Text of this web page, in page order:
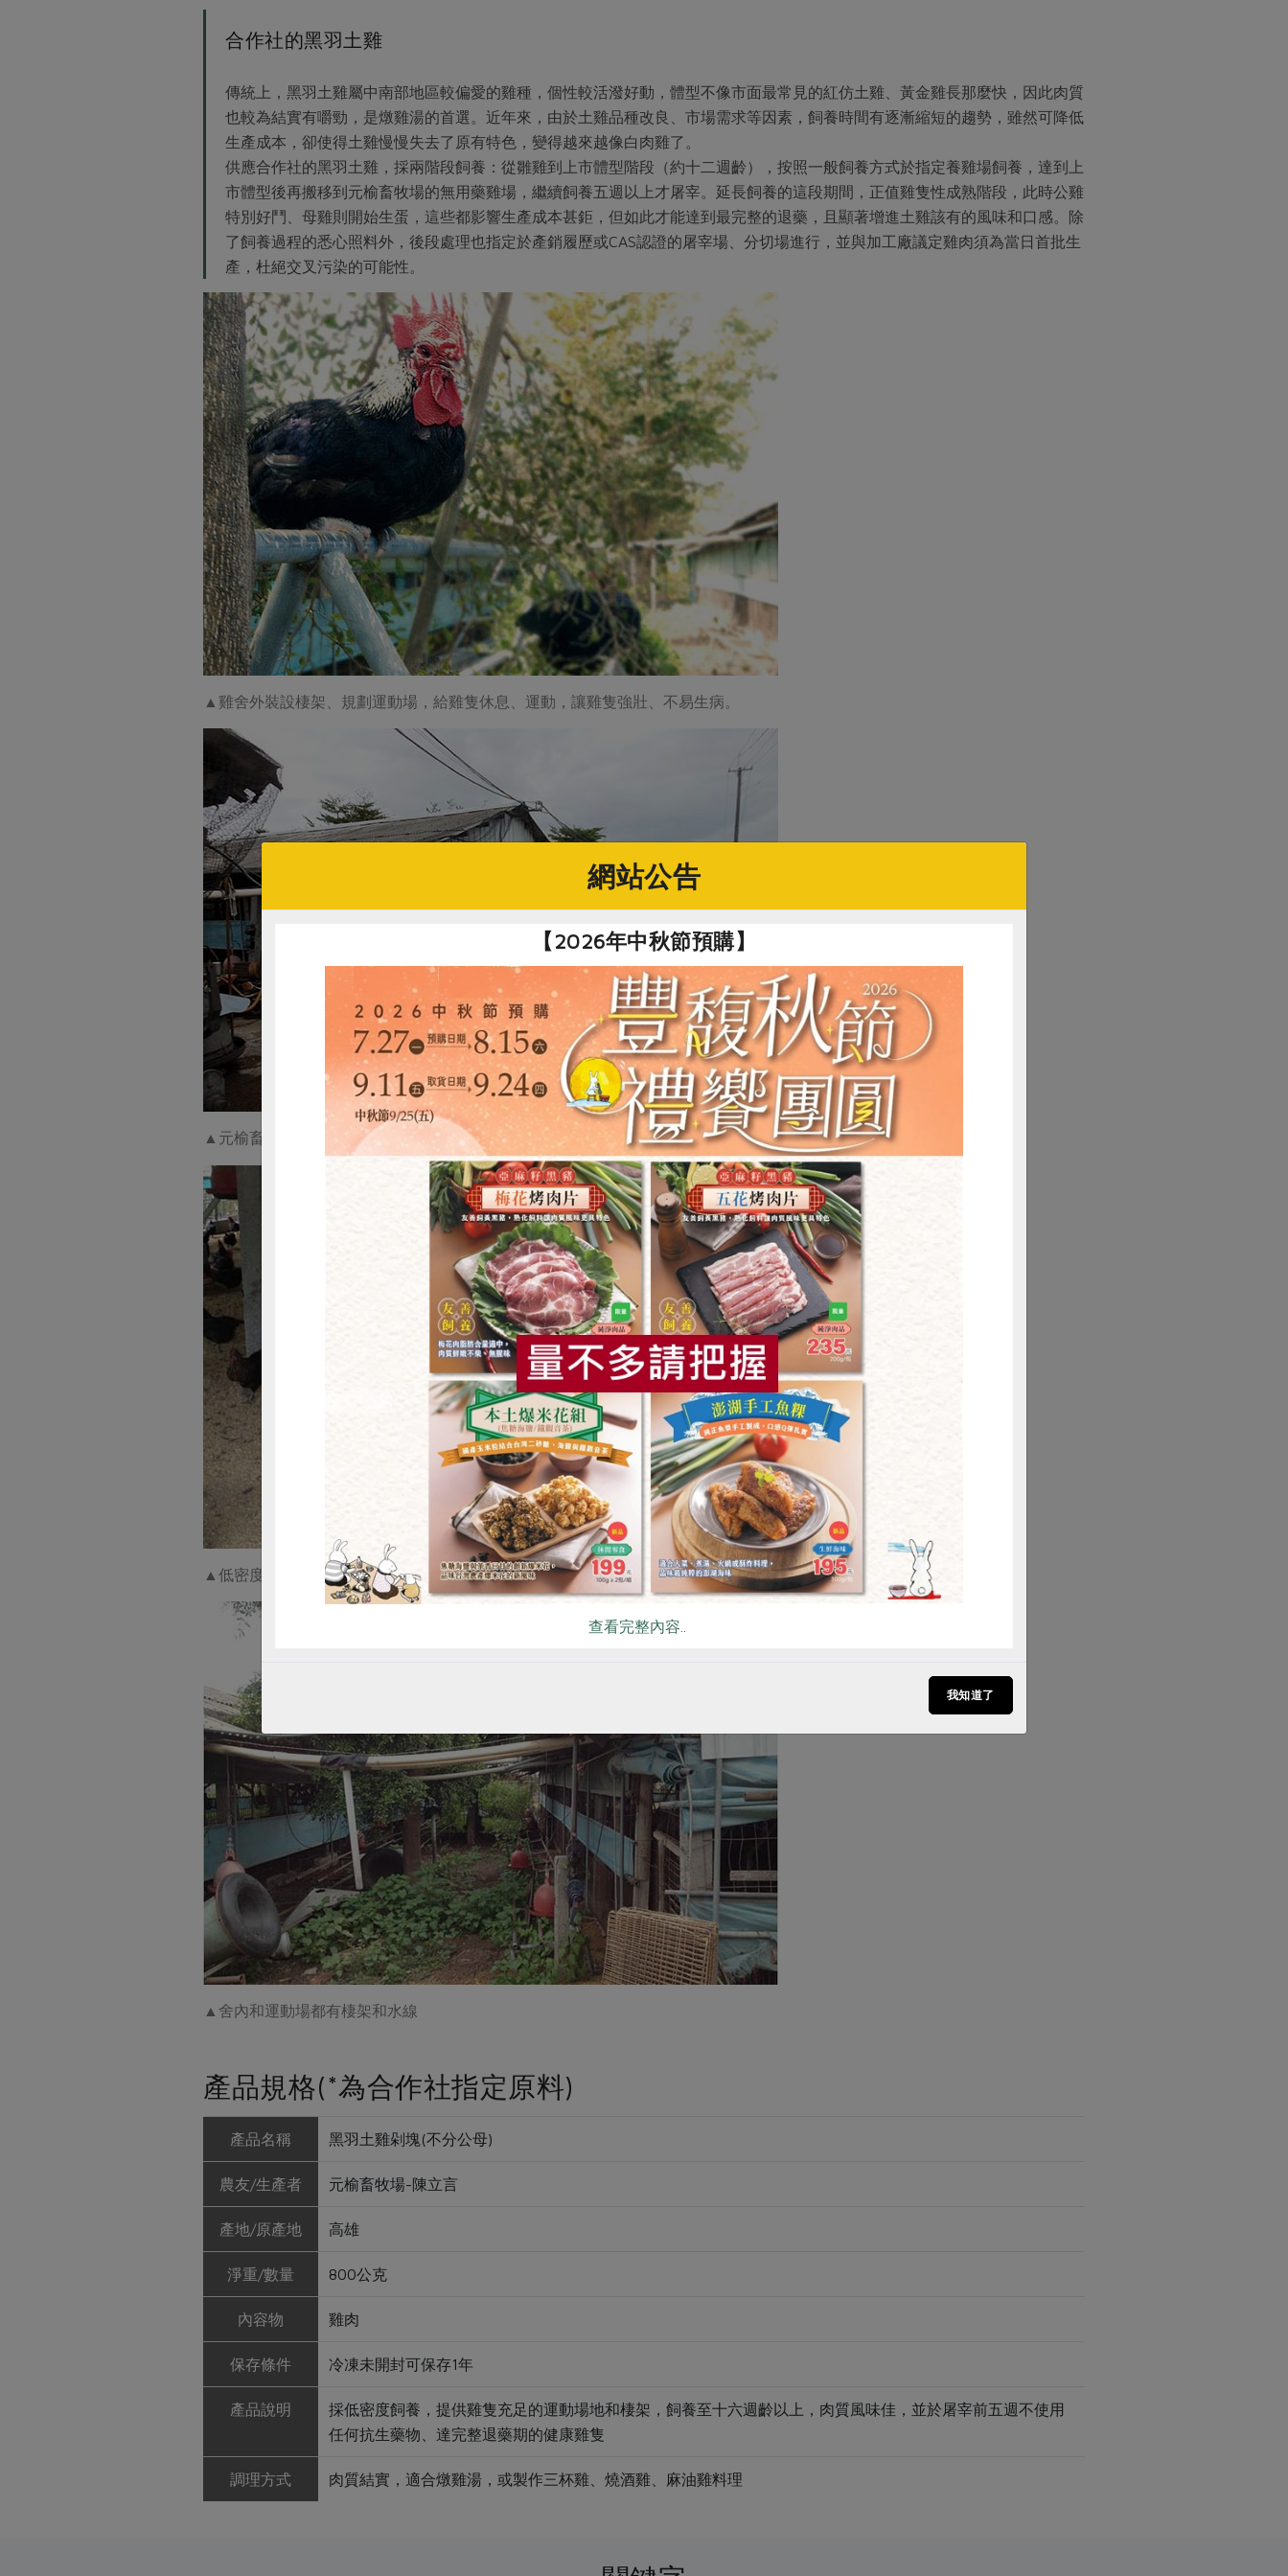
合作社的黑羽土雞
傳統上，黑羽土雞屬中南部地區較偏愛的雞種，個性較活潑好動，體型不像市面最常見的紅仿土雞、黃金雞長那麼快，因此肉質
也較為結實有嚼勁，是燉雞湯的首選。近年來，由於土雞品種改良、市場需求等因素，飼養時間有逐漸縮短的趨勢，雖然可降低
生產成本，卻使得土雞慢慢失去了原有特色，變得越來越像白肉雞了。
供應合作社的黑羽土雞，採兩階段飼養：從雛雞到上市體型階段（約十二週齡），按照一般飼養方式於指定養雞場飼養，達到上
市體型後再搬移到元榆畜牧場的無用藥雞場，繼續飼養五週以上才屠宰。延長飼養的這段期間，正值雞隻性成熟階段，此時公雞
特別好鬥、母雞則開始生蛋，這些都影響生產成本甚鉅，但如此才能達到最完整的退藥，且顯著增進土雞該有的風味和口感。除
了飼養過程的悉心照料外，後段處理也指定於產銷履歷或CAS認證的屠宰場、分切場進行，並與加工廠議定雞肉須為當日首批生
產，杜絕交叉污染的可能性。
▲雞舍外裝設棲架、規劃運動場，給雞隻休息、運動，讓雞隻強壯、不易生病。
▲元榆畜牧場共有八棟雞舍，每棟中間空地為土雞的運動場。
▲低密度飼養，飼養密度為8隻/坪
▲舍內和運動場都有棲架和水線
產品規格(*為合作社指定原料)
產品名稱 黑羽土雞剁塊(不分公母)
農友/生產者 元榆畜牧場-陳立言
產地/原產地 高雄
淨重/數量 800公克
內容物 雞肉
保存條件 冷凍未開封可保存1年
產品說明
採低密度飼養，提供雞隻充足的運動場地和棲架，飼養至十六週齡以上，肉質風味佳，並於屠宰前五週不使用
任何抗生藥物、達完整退藥期的健康雞隻
調理方式 肉質結實，適合燉雞湯，或製作三杯雞、燒酒雞、麻油雞料理
惜食 RPET 食譜 減硝酸鹽 雞蛋 食安 共同購買
網站公告
【2026年中秋節預購】
查看完整內容..
我知道了